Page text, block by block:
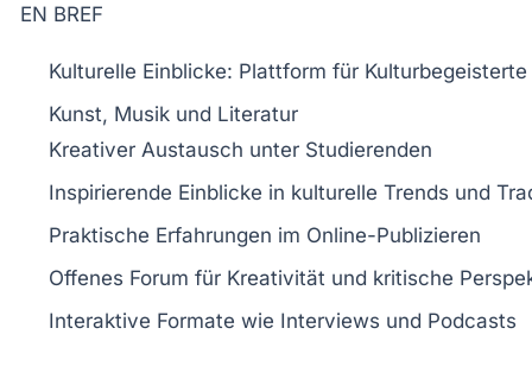
EN BREF
Kulturelle Einblicke: Plattform für Kulturbegeisterte
Kunst, Musik und Literatur
Kreativer Austausch unter Studierenden
Inspirierende Einblicke in kulturelle Trends und
Praktische Erfahrungen im Online-Publizieren
Offenes Forum für Kreativität und kritische
Interaktive Formate wie Interviews und Podcasts